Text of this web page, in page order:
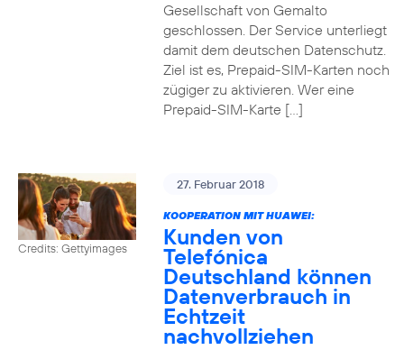
Gesellschaft von Gemalto
geschlossen. Der Service unterliegt
damit dem deutschen Datenschutz.
Ziel ist es, Prepaid-SIM-Karten noch
zügiger zu aktivieren. Wer eine
Prepaid-SIM-Karte […]
Credits: Gettyimages
27. Februar 2018
KOOPERATION MIT HUAWEI:
Kunden von
Telefónica
Deutschland können
Datenverbrauch in
Echtzeit
nachvollziehen